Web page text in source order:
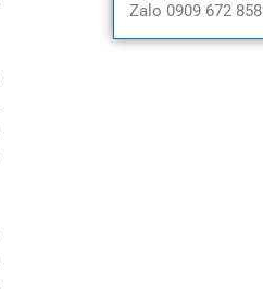
Zalo 0909 672 858